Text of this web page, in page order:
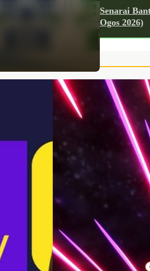
Senarai
Ogos 2026)